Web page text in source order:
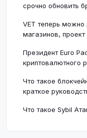
срочно обновить
VET теперь можно
магазинов,
Президент Euro
криптовалютного
Что такое
краткое
Что такое Sybil